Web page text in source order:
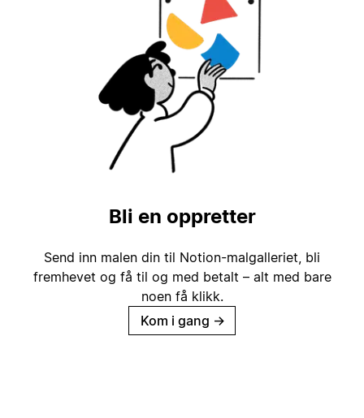
Bli en oppretter
Send inn malen din til Notion-malgalleriet, bli
fremhevet og få til og med betalt – alt med bare
noen få klikk.
Kom i gang →